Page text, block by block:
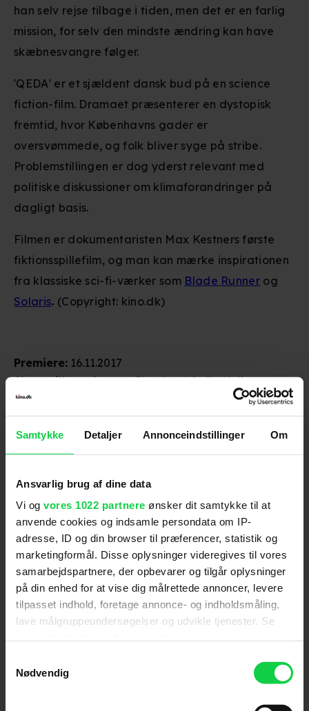
Samtykke Detaljer Annonceindstillinger Om
Ansvarlig brug af dine data
Vi og vores 1022 partnere ønsker dit samtykke til at
anvende cookies og indsamle persondata om IP-
adresse, ID og din browser til præferencer, statistik og
marketingformål. Disse oplysninger videregives til vores
samarbejdspartnere, der opbevarer og tilgår oplysninger
på din enhed for at vise dig målrettede annoncer, levere
tilpasset indhold, foretage annonce- og indholdsmåling,
lave målgruppeundersøgelser og udvikle tjenester. Se
tilbage eller ændre indstillinger fra vores
"Cookiedeklaration", eller ved at trykke på "Privacy
Nødvendig
Anmeldelser fra medierne
Premiere: 16.11.2017
Skuespillere:Carsten Bjørnlund,Sofia Helin,
Marijana Jankovic
Baard Owe
Genre:Drama / Science Fiction / Dansk
Instruktion
:Max Kestner
Aldersmærke med vurdering: 11 år
Den indeholder nogle dramatiske scener, hvor
filmens figurer er i fare. I en scene skydes en mand
ihjel, og i en anden scene jages en hovedfigur af
personer, der vil dræbe ham. Da filmens dramatiske
scener er af kortere varighed og volden ikke er
blodigt udpenslet, vurderes det, at filmen kun vil
virke skræmmende på de yngste i aldersgruppen 7-
11 år. Filmen får derfor 11-årsgrænse.
Distributør: SF Studios
han selv rejse tilbage i tiden, men det er en farlig
mission, for selv den mindste ændring kan have
skæbnesvangre følger.
'QEDA' er et sjældent dansk bud på en science
fiction-film. Dramaet præsenterer en dystopisk
fremtid, hvor Københavns gader er
oversvømmede, og folk bliver syge på stribe.
Problemstillingen er dog yderst relevant med
politiske diskussioner om klimaforandringer på
dagligt basis.
Filmen er dokumentaristen Max Kestners første
fiktionsspillefilm, og man kan mærke inspirationen
fra klassiske sci-fi-værker som Blade Runner og
Solaris. (Copyright: kino.dk)